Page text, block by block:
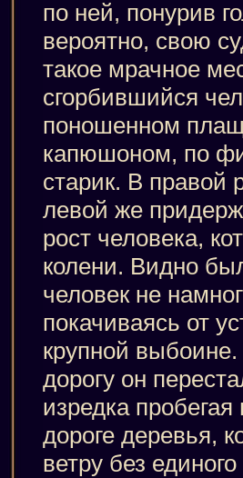
по ней, понурив
вероятно, свою
такое мрачное
сгорбившийся
поношенном
капюшоном, по
старик. В правой
левой же
рост человека,
колени. Видно
человек не
покачиваясь от
крупной
дорогу он
изредка
дороге деревья,
ветру без